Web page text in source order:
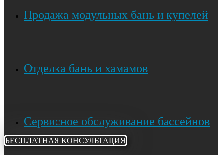
Продажа модульных бань и купелей
Отделка бань и хамамов
Сервисное обслуживание бассейнов
БЕСПЛАТНАЯ КОНСУЛЬТАЦИЯ